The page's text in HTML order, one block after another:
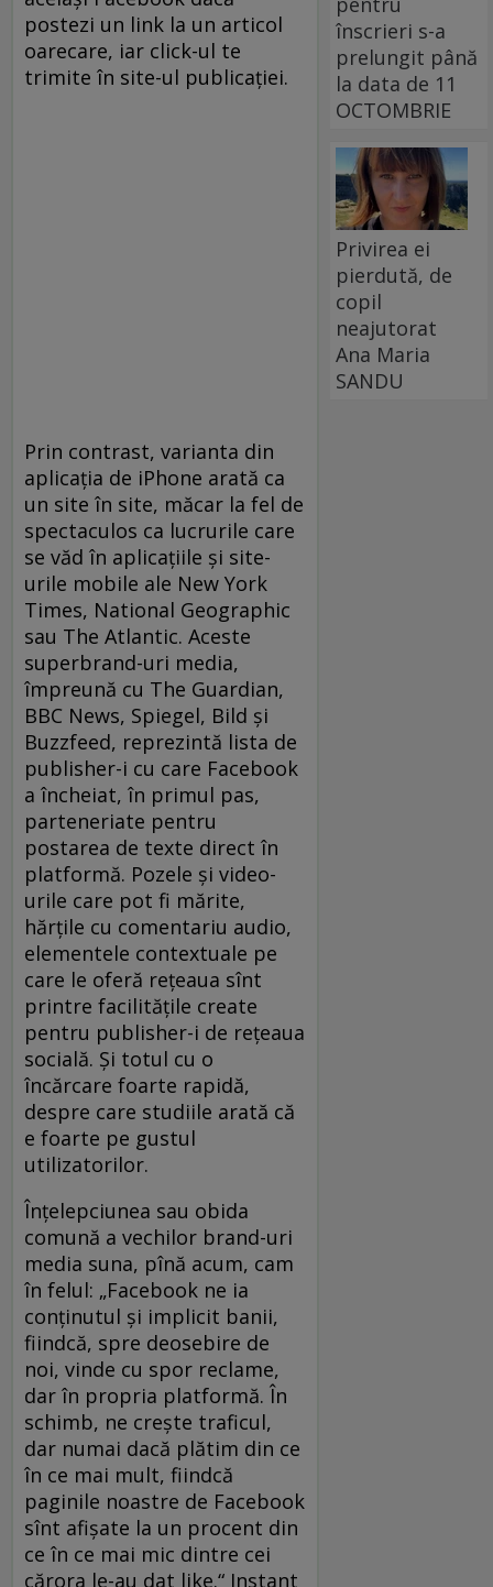
postezi un link la un articol
oarecare, iar click-ul te
trimite în site-ul publicaţiei.
Prin contrast, varianta din
aplicaţia de iPhone arată ca
un site în site, măcar la fel de
spectaculos ca lucrurile care
se văd în aplicaţiile şi site-
urile mobile ale New York
Times, National Geographic
sau The Atlantic. Aceste
superbrand-uri media,
împreună cu The Guardian,
BBC News, Spiegel, Bild şi
Buzzfeed, reprezintă lista de
publisher-i cu care Facebook
a încheiat, în primul pas,
parteneriate pentru
postarea de texte direct în
platformă. Pozele şi video-
urile care pot fi mărite,
hărţile cu comentariu audio,
elementele contextuale pe
care le oferă reţeaua sînt
printre facilităţile create
pentru publisher-i de reţeaua
socială. Şi totul cu o
încărcare foarte rapidă,
despre care studiile arată că
e foarte pe gustul
utilizatorilor.
Înţelepciunea sau obida
comună a vechilor brand-uri
media suna, pînă acum, cam
în felul: „Facebook ne ia
conţinutul şi implicit banii,
fiindcă, spre deosebire de
noi, vinde cu spor reclame,
dar în propria platformă. În
schimb, ne creşte traficul,
dar numai dacă plătim din ce
în ce mai mult, fiindcă
paginile noastre de Facebook
sînt afişate la un procent din
ce în ce mai mic dintre cei
cărora le-au dat like.“ Instant
înscrieri s-a
prelungit până
la data de 11
OCTOMBRIE
Privirea ei
pierdută, de
copil
neajutorat
Ana Maria
SANDU